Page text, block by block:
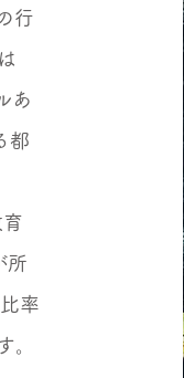
行
あ
都
所
率
。